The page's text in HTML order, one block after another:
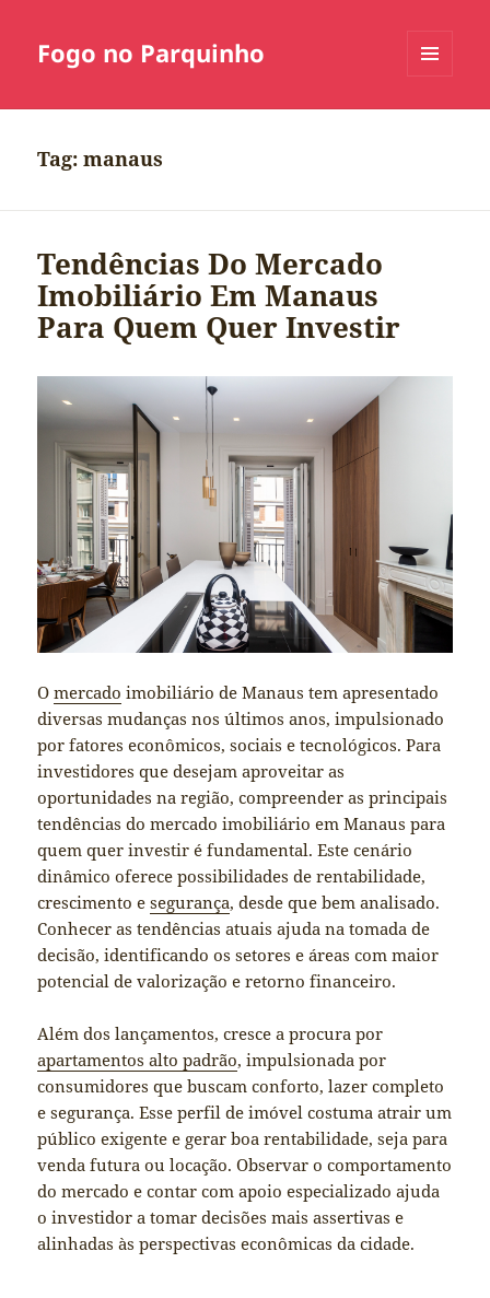
Fogo no Parquinho
Tag:manaus
Tendências Do Mercado
Imobiliário Em Manaus
Para Quem Quer Investir
Omercado imobiliário de Manaus tem apresentado
diversas mudanças nos últimos anos, impulsionado
por fatores econômicos, sociais e tecnológicos. Para
investidores que desejam aproveitar as
oportunidades na região, compreender as principais
tendências do mercado imobiliário em Manaus para
quem quer investir é fundamental. Este cenário
dinâmico oferece possibilidades de rentabilidade,
crescimento esegurança, desde que bem analisado.
Conhecer as tendências atuais ajuda na tomada de
decisão, identificando os setores e áreas com maior
potencial de valorização e retorno financeiro.
Além dos lançamentos, cresce a procura por
apartamentos alto padrão, impulsionada por
consumidores que buscam conforto, lazer completo
e segurança. Esse perfil de imóvel costuma atrair um
público exigente e gerar boa rentabilidade, seja para
venda futura ou locação. Observar o comportamento
do mercado e contar com apoio especializado ajuda
o investidor a tomar decisões mais assertivas e
alinhadas às perspectivas econômicas da cidade.